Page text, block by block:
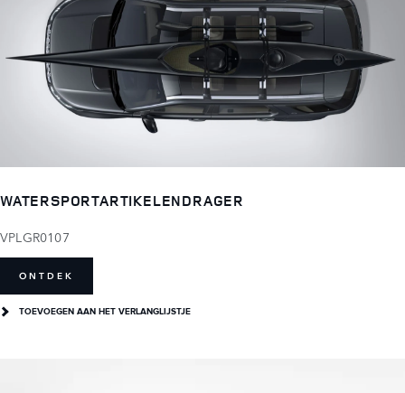
WATERSPORTARTIKELENDRAGER
VPLGR0107
ONTDEK
TOEVOEGEN AAN HET VERLANGLIJSTJE